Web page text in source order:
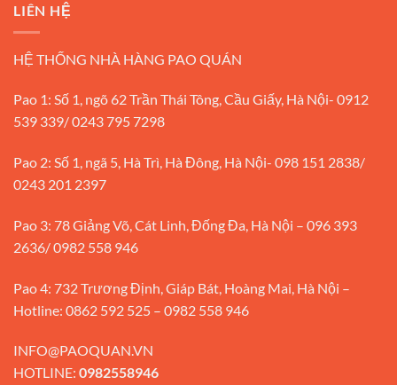
LIÊN HỆ
HỆ THỐNG NHÀ HÀNG PAO QUÁN
Pao 1: Số 1, ngõ 62 Trần Thái Tông, Cầu Giấy, Hà Nội- 0912
539 339/ 0243 795 7298
Pao 2: Số 1, ngã 5, Hà Trì, Hà Đông, Hà Nội- 098 151 2838/
0243 201 2397
Pao 3: 78 Giảng Võ, Cát Linh, Đống Đa, Hà Nội – 096 393
2636/ 0982 558 946
Pao 4: 732 Trương Định, Giáp Bát, Hoàng Mai, Hà Nội –
Hotline: 0862 592 525 – 0982 558 946
INFO@PAOQUAN.VN
HOTLINE: 0982558946